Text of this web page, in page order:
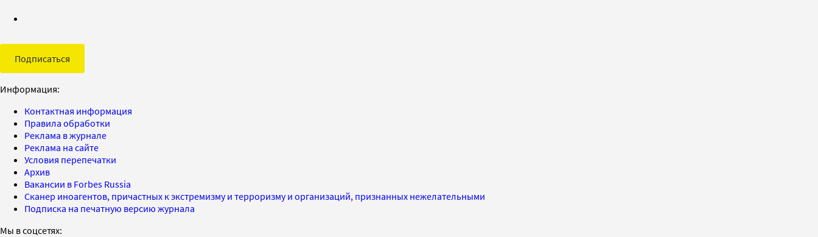
Подписаться
Информация:
Контактная информация
Правила обработки
Реклама в журнале
Реклама на сайте
Условия перепечатки
Архив
Вакансии в Forbes Russia
Сканер иноагентов, причастных к экстремизму и терроризму и организаций, признанных нежелательными
Подписка на печатную версию журнала
Мы в соцсетях: